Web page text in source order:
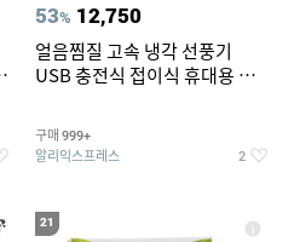
53% 12,750
얼음찜질 고속 냉각 선풍기
USB 충전식 접이식 휴대용 미
용
구매 999+
알리익스프레스 2
21